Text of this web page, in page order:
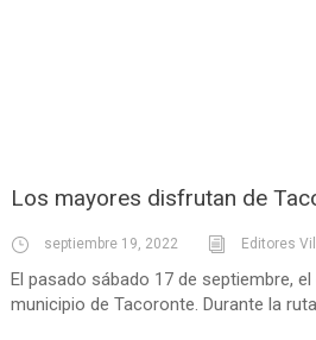
Los mayores disfrutan de
septiembre 19, 2022 Editores
El pasado sábado 17 de septiembre,
municipio de Tacoronte. Durante la